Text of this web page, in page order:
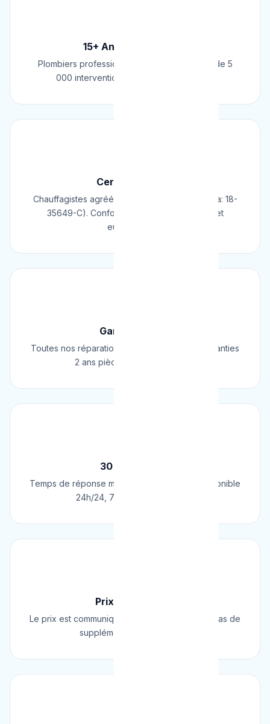
15+ Ans d'Expérience
Plombiers professionnels depuis 2009. Plus de 5
000 interventions réussies en Belgique.
Certifié & Agréé
Chauffagistes agréés Cerga/Cedicol (N° Cerga: 18-
35649-C). Conformes aux normes belges et
européennes.
Garantie 2 Ans
Toutes nos réparations et installations sont garanties
2 ans pièces et main d'œuvre.
30 Min Chrono
Temps de réponse moyen de 30 minutes. Disponible
24h/24, 7j/7, 365 jours par an.
Prix Fixe Garanti
Le prix est communiqué AVANT l'intervention. Pas de
supplément surprise, jamais.